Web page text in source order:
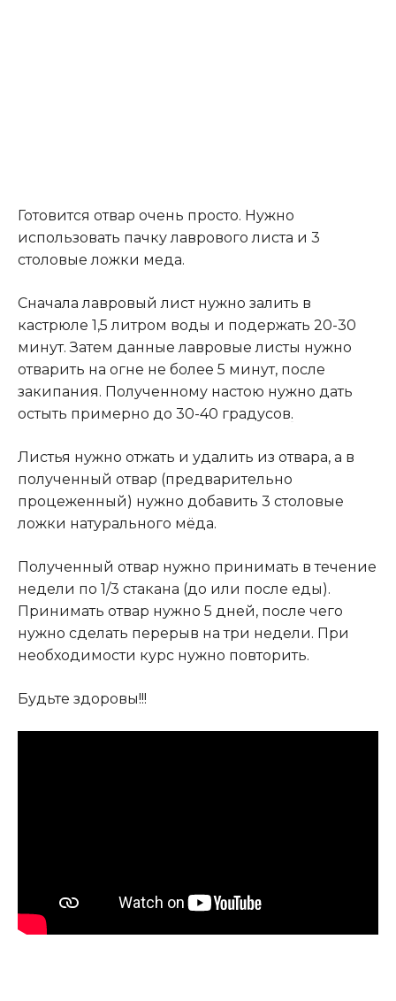
Готовится отвар очень просто. Нужно
использовать пачку лаврового листа и 3
столовые ложки меда.
Сначала лавровый лист нужно залить в
кастрюле 1,5 литром воды и подержать 20-30
минут. Затем данные лавровые листы нужно
отварить на огне не более 5 минут, после
закипания. Полученному настою нужно дать
остыть примерно до 30-40 градусов.
Листья нужно отжать и удалить из отвара, а в
полученный отвар (предварительно
процеженный) нужно добавить 3 столовые
ложки натурального мёда.
Полученный отвар нужно принимать в течение
недели по 1/3 стакана (до или после еды).
Принимать отвар нужно 5 дней, после чего
нужно сделать перерыв на три недели. При
необходимости курс нужно повторить.
Будьте здоровы!!!